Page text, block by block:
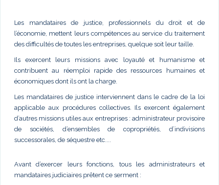
Les mandataires de justice, professionnels du droit et de
l’économie, mettent leurs compétences au service du traitement
des difficultés de toutes les entreprises, quelque soit leur taille.
Ils exercent leurs missions avec loyauté et humanisme et
contribuent au réemploi rapide des ressources humaines et
économiques dont ils ont la charge.
Les mandataires de justice interviennent dans le cadre de la loi
applicable aux procédures collectives. Ils exercent également
d’autres missions utiles aux entreprises : administrateur provisoire
de sociétés, d’ensembles de copropriétés, d’indivisions
successorales, de séquestre etc....
Avant d’exercer leurs fonctions, tous les administrateurs et
mandataires judiciaires prêtent ce serment :